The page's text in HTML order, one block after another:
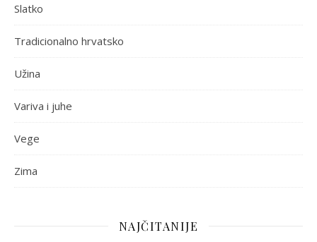
Slatko
Tradicionalno hrvatsko
Užina
Variva i juhe
Vege
Zima
NAJČITANIJE